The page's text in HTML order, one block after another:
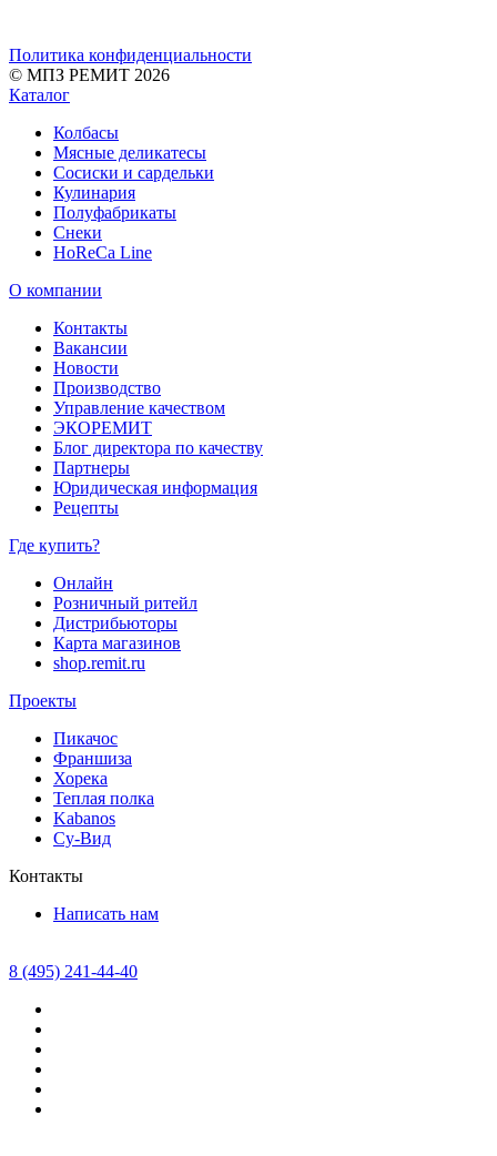
Политика конфиденциальности
© МПЗ РЕМИТ 2026
Каталог
Колбасы
Мясные деликатесы
Сосиски и сардельки
Кулинария
Полуфабрикаты
Снеки
HoReCa Line
О компании
Контакты
Вакансии
Новости
Производство
Управление качеством
ЭКОРЕМИТ
Блог директора по качеству
Партнеры
Юридическая информация
Рецепты
Где купить?
Онлайн
Розничный ритейл
Дистрибьюторы
Карта магазинов
shop.remit.ru
Проекты
Пикачос
Франшиза
Хорека
Теплая полка
Kabanos
Су-Вид
Контакты
Написать нам
8 (495) 241-44-40